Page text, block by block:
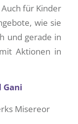
für Kinder
wie sie
und gerade in
Aktionen in
Gani
Misereor